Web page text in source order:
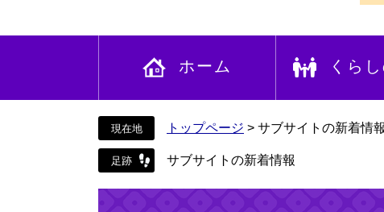
文
ホーム くら
トップページ > サブサイトの新着情報
サブサイトの新着情報